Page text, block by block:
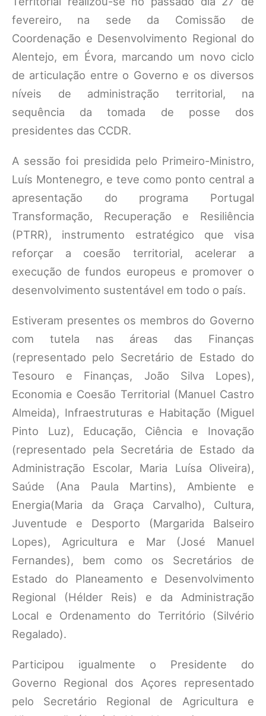
fevereiro, na sede da Comissão de
Coordenação e Desenvolvimento Regional do
Alentejo, em Évora, marcando um novo ciclo
de articulação entre o Governo e os diversos
níveis de administração territorial, na
sequência da tomada de posse dos
presidentes das CCDR.
A sessão foi presidida pelo Primeiro-Ministro,
Luís Montenegro, e teve como ponto central a
apresentação do programa Portugal
Transformação, Recuperação e Resiliência
(PTRR), instrumento estratégico que visa
reforçar a coesão territorial, acelerar a
execução de fundos europeus e promover o
desenvolvimento sustentável em todo o país.
Estiveram presentes os membros do Governo
com tutela nas áreas das Finanças
(representado pelo Secretário de Estado do
Tesouro e Finanças, João Silva Lopes),
Economia e Coesão Territorial (Manuel Castro
Almeida), Infraestruturas e Habitação (Miguel
Pinto Luz), Educação, Ciência e Inovação
(representado pela Secretária de Estado da
Administração Escolar, Maria Luísa Oliveira),
Saúde (Ana Paula Martins), Ambiente e
Energia(Maria da Graça Carvalho), Cultura,
Juventude e Desporto (Margarida Balseiro
Lopes), Agricultura e Mar (José Manuel
Fernandes), bem como os Secretários de
Estado do Planeamento e Desenvolvimento
Regional (Hélder Reis) e da Administração
Local e Ordenamento do Território (Silvério
Regalado).
Participou igualmente o Presidente do
Governo Regional dos Açores representado
pelo Secretário Regional de Agricultura e